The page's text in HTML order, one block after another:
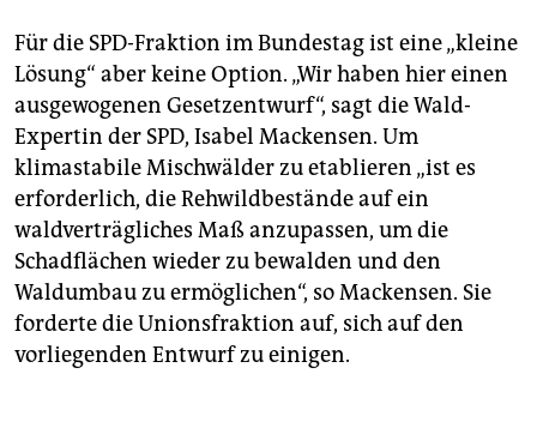
Für die SPD-Fraktion im Bundestag ist eine „kleine
Lösung“ aber keine Option. „Wir haben hier einen
ausgewogenen Gesetzentwurf“, sagt die Wald-
Expertin der SPD, Isabel Mackensen. Um
klimastabile Mischwälder zu etablieren „ist es
erforderlich, die Rehwildbestände auf ein
waldverträgliches Maß anzupassen, um die
Schadflächen wieder zu bewalden und den
Waldumbau zu ermöglichen“, so Mackensen. Sie
forderte die Unionsfraktion auf, sich auf den
vorliegenden Entwurf zu einigen.